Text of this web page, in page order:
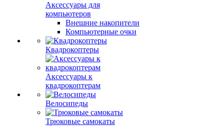
Аксессуары для
компьютеров
Внешние накопители
Компьютерные очки
Квадрокоптеры
Аксессуары к
квадрокоптерам
Велосипеды
Трюковые самокаты